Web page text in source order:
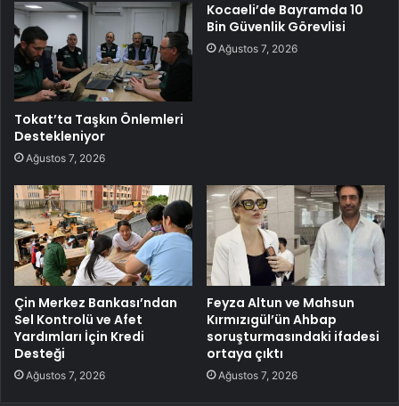
Tokat’ta Taşkın Önlemleri
Destekleniyor
Ağustos 7, 2026
Kocaeli’de Bayramda 10
Bin Güvenlik Görevlisi
Ağustos 7, 2026
Çin Merkez Bankası’ndan
Sel Kontrolü ve Afet
Yardımları İçin Kredi
Desteği
Ağustos 7, 2026
Feyza Altun ve Mahsun
Kırmızıgül’ün Ahbap
soruşturmasındaki ifadesi
ortaya çıktı
Ağustos 7, 2026